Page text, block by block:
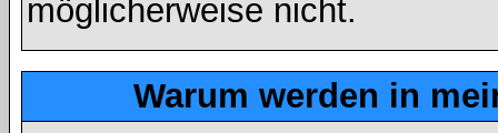
möglicherweise nicht.
Warum werden in